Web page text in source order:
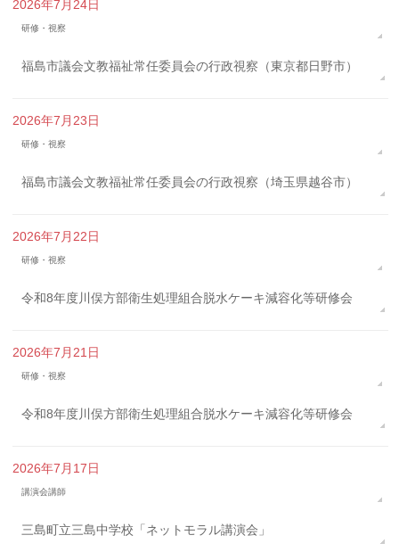
2026年7月24日
研修・視察
福島市議会文教福祉常任委員会の行政視察（東京都日野市）
2026年7月23日
研修・視察
福島市議会文教福祉常任委員会の行政視察（埼玉県越谷市）
2026年7月22日
研修・視察
令和8年度川俣方部衛生処理組合脱水ケーキ減容化等研修会
2026年7月21日
研修・視察
令和8年度川俣方部衛生処理組合脱水ケーキ減容化等研修会
2026年7月17日
講演会講師
三島町立三島中学校「ネットモラル講演会」